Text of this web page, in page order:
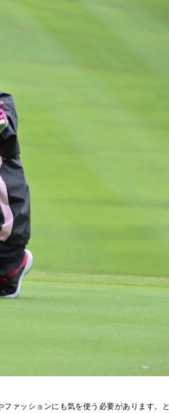
ァッションにも気を使う必要があります。